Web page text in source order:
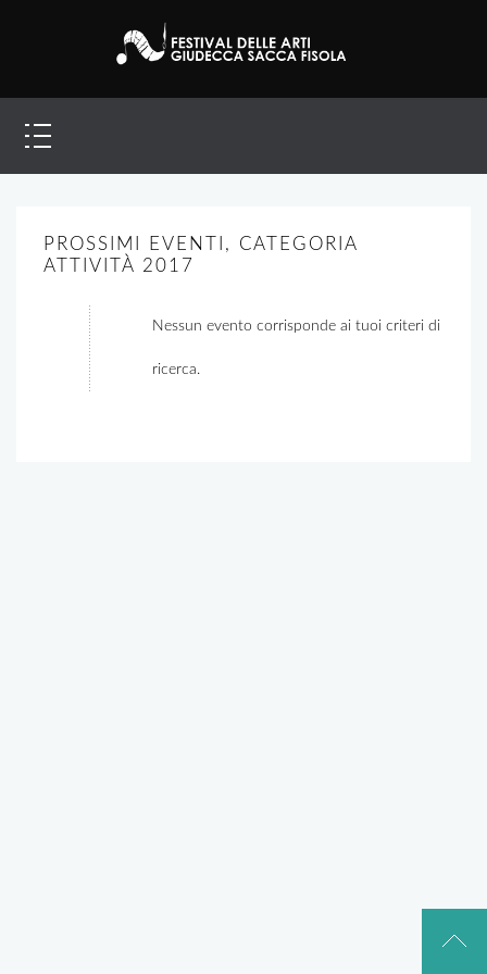
PROSSIMI EVENTI, CATEGORIA
ATTIVITÀ 2017
Nessun evento corrisponde ai tuoi criteri di
ricerca.